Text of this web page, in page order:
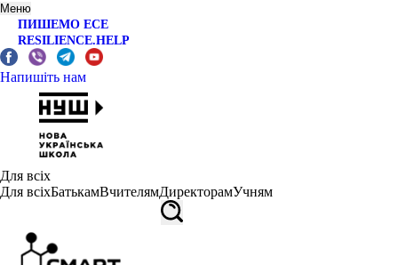
Меню
ПИШЕМО ЕСЕ
RESILIENCE.HELP
Напишіть нам
Для всіх
Для всіхБатькамВчителямДиректорамУчням